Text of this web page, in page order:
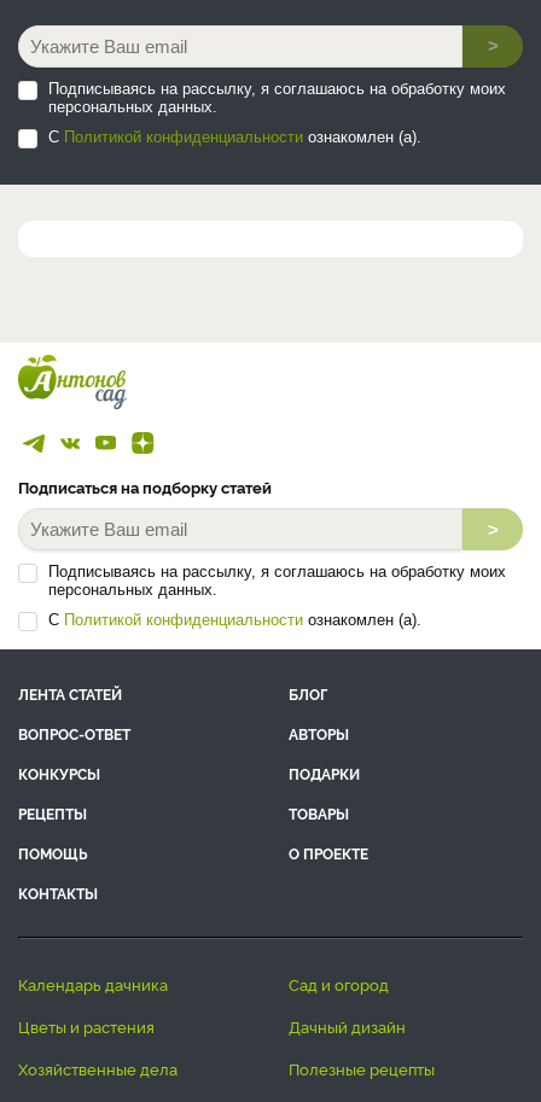
>
Подписываясь на рассылку, я соглашаюсь на обработку моих
персональных данных.
С Политикой конфиденциальности ознакомлен (а).
Подписаться на подборку статей
>
Подписываясь на рассылку, я соглашаюсь на обработку моих
персональных данных.
С Политикой конфиденциальности ознакомлен (а).
ЛЕНТА СТАТЕЙ
БЛОГ
ВОПРОС-ОТВЕТ
АВТОРЫ
КОНКУРСЫ
ПОДАРКИ
РЕЦЕПТЫ
ТОВАРЫ
ПОМОЩЬ
О ПРОЕКТЕ
КОНТАКТЫ
календарь дачника
сад и огород
цветы и растения
дачный дизайн
хозяйственные дела
полезные рецепты